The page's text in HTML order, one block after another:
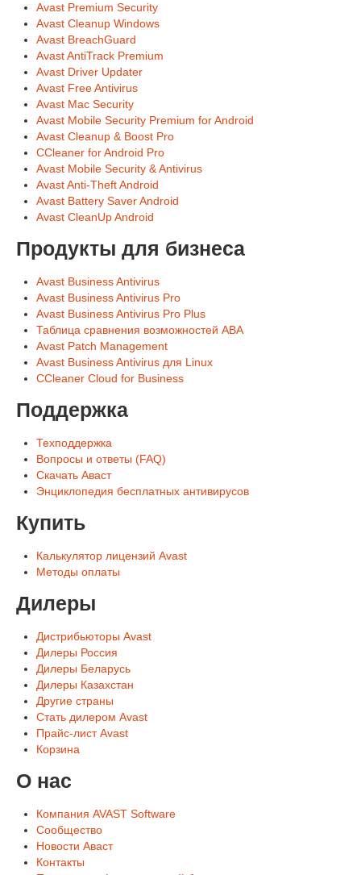
Avast Premium Security
Avast Cleanup Windows
Avast BreachGuard
Avast AntiTrack Premium
Avast Driver Updater
Avast Free Antivirus
Avast Mac Security
Avast Mobile Security Premium for Android
Avast Cleanup & Boost Pro
CCleaner for Android Pro
Avast Mobile Security & Antivirus
Avast Anti-Theft Android
Avast Battery Saver Android
Avast CleanUp Android
Продукты для бизнеса
Avast Business Antivirus
Avast Business Antivirus Pro
Avast Business Antivirus Pro Plus
Таблица сравнения возможностей ABA
Avast Patch Management
Avast Business Antivirus для Linux
CCleaner Cloud for Business
Поддержка
Техподдержка
Вопросы и ответы (FAQ)
Скачать Аваст
Энциклопедия бесплатных антивирусов
Купить
Калькулятор лицензий Avast
Методы оплаты
Дилеры
Дистрибьюторы Avast
Дилеры Россия
Дилеры Беларусь
Дилеры Казахстан
Другие страны
Стать дилером Avast
Прайс-лист Avast
Корзина
О нас
Компания AVAST Software
Сообщество
Новости Аваст
Контакты